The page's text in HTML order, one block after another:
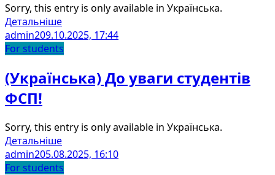
Sorry, this entry is only available in Українська.
Детальніше
admin209.10.2025, 17:44
For students
(Українська) До уваги студентів
ФСП!
Sorry, this entry is only available in Українська.
Детальніше
admin205.08.2025, 16:10
For students